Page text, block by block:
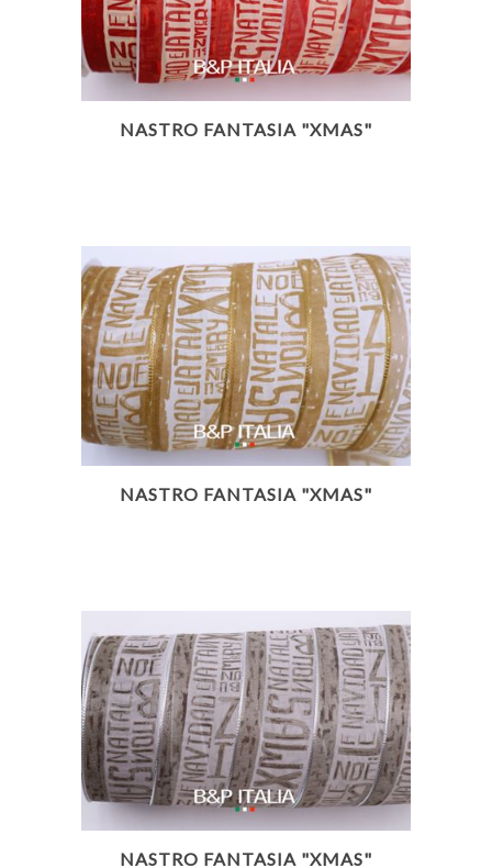
NASTRO FANTASIA "XMAS"
NASTRO FANTASIA "XMAS"
NASTRO FANTASIA "XMAS"